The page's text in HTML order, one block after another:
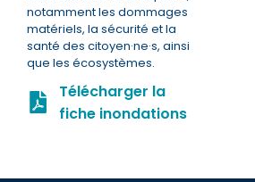
notamment les dommages
matériels, la sécurité et la
santé des citoyen·ne·s, ainsi
que les écosystèmes.
Télécharger la
fiche inondations